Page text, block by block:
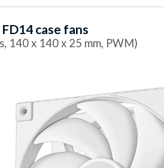
FD14 case fans
140 x 140 x 25 mm, PWM)